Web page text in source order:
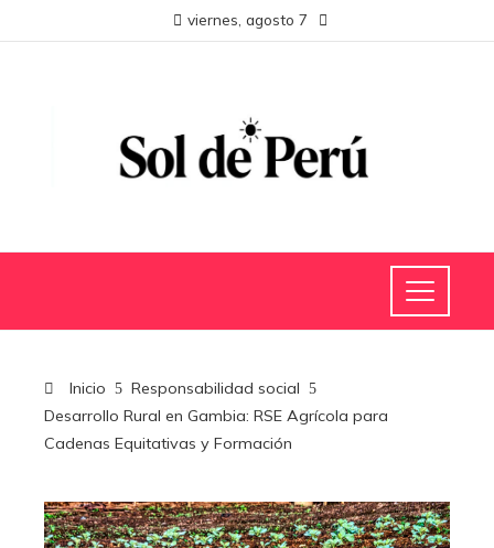
viernes, agosto 7
Inicio
Responsabilidad social
Desarrollo Rural en Gambia: RSE Agrícola para
Cadenas Equitativas y Formación